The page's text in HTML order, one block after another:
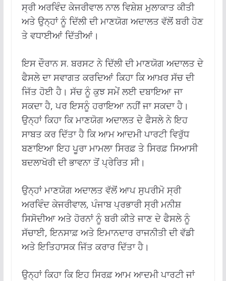
ਸ੍ਰੀ ਅਰਵਿੰਦ ਕੇਜਰੀਵਾਲ ਨਾਲ ਵਿਸ਼ੇਸ਼ ਮੁਲਾਕਾਤ ਕੀਤੀ
ਅਤੇ ਉਨ੍ਹਾਂ ਨੂੰ ਦਿੱਲੀ ਦੀ ਮਾਣਯੋਗ ਅਦਾਲਤ ਵੱਲੋਂ ਬਰੀ ਹੋਣ
ਤੇ ਵਧਾਈਆਂ ਦਿੱਤੀਆਂ।
ਇਸ ਦੌਰਾਨ ਸ. ਬਰਸਟ ਨੇ ਦਿੱਲੀ ਦੀ ਮਾਣਯੋਗ ਅਦਾਲਤ ਦੇ
ਫੈਸਲੇ ਦਾ ਸਵਾਗਤ ਕਰਦਿਆਂ ਕਿਹਾ ਕਿ ਆਖ਼ਰ ਸੱਚ ਦੀ
ਜਿੱਤ ਹੋਈ ਹੈ। ਸੱਚ ਨੂੰ ਕੁਝ ਸਮੇਂ ਲਈ ਦਬਾਇਆ ਜਾ
ਸਕਦਾ ਹੈ, ਪਰ ਇਸਨੂੰ ਹਰਾਇਆ ਨਹੀਂ ਜਾ ਸਕਦਾ ਹੈ।
ਉਨ੍ਹਾਂ ਕਿਹਾ ਕਿ ਮਾਣਯੋਗ ਅਦਾਲਤ ਦੇ ਫੈਸਲੇ ਨੇ ਇਹ
ਸਾਬਤ ਕਰ ਦਿੱਤਾ ਹੈ ਕਿ ਆਮ ਆਦਮੀ ਪਾਰਟੀ ਵਿਰੁੱਧ
ਬਣਾਇਆ ਇਹ ਪੂਰਾ ਮਾਮਲਾ ਸਿਰਫ਼ ਤੇ ਸਿਰਫ਼ ਸਿਆਸੀ
ਬਦਲਾਖੋਰੀ ਦੀ ਭਾਵਨਾ ਤੋਂ ਪ੍ਰੇਰਿਤ ਸੀ।
ਉਨ੍ਹਾਂ ਮਾਣਯੋਗ ਅਦਾਲਤ ਵੱਲੋਂ ਆਪ ਸੁਪਰੀਮੋ ਸ੍ਰੀ
ਅਰਵਿੰਦ ਕੇਜਰੀਵਾਲ, ਪੰਜਾਬ ਪ੍ਰਭਾਰੀ ਸ੍ਰੀ ਮਨੀਸ਼
ਸਿਸੋਦੀਆ ਅਤੇ ਹੋਰਨਾਂ ਨੂੰ ਬਰੀ ਕੀਤੇ ਜਾਣ ਦੇ ਫੈਸਲੇ ਨੂੰ
ਸੱਚਾਈ, ਇਨਸਾਫ਼ ਅਤੇ ਇਮਾਨਦਾਰ ਰਾਜਨੀਤੀ ਦੀ ਵੱਡੀ
ਅਤੇ ਇਤਿਹਾਸਕ ਜਿੱਤ ਕਰਾਰ ਦਿੱਤਾ ਹੈ।
ਉਨ੍ਹਾਂ ਕਿਹਾ ਕਿ ਇਹ ਸਿਰਫ਼ ਆਮ ਆਦਮੀ ਪਾਰਟੀ ਜਾਂ